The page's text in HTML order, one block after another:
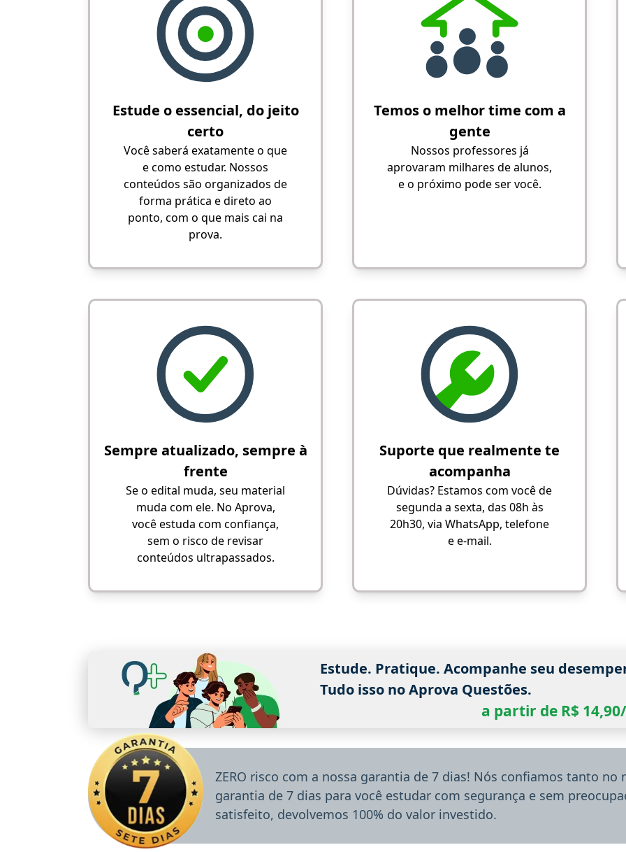
Estude o essencial, do jeito
certo
Você saberá exatamente o que
e como estudar. Nossos
conteúdos são organizados de
forma prática e direto ao
ponto, com o que mais cai na
prova.
Temos o melhor time com a
gente
Nossos professores já
aprovaram milhares de alunos,
e o próximo pode ser você.
Sempre atualizado, sempre à
frente
Se o edital muda, seu material
muda com ele. No Aprova,
você estuda com confiança,
sem o risco de revisar
conteúdos ultrapassados.
Suporte que realmente te
acompanha
Dúvidas? Estamos com você de
segunda a sexta, das 08h às
20h30, via WhatsApp, telefone
e e-mail.
Estude. Pratique. Acompanhe seu
Tudo isso no Aprova Questões.
a partir de R$
ZERO risco com a nossa garantia de 7 dias! Nós confiamos tanto
garantia de 7 dias para você estudar com segurança e sem
satisfeito, devolvemos 100% do valor investido.